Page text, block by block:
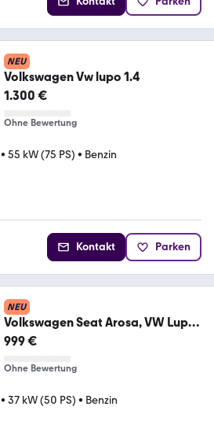
NEU
Volkswagen Vw lupo 1.4
1.300 €
Ohne Bewertung
• 55 kW (75 PS) • Benzin
Kontakt Parken
NEU
Volkswagen Seat Arosa, VW Lupo
1.0 MPI
999 €
Ohne Bewertung
• 37 kW (50 PS) • Benzin